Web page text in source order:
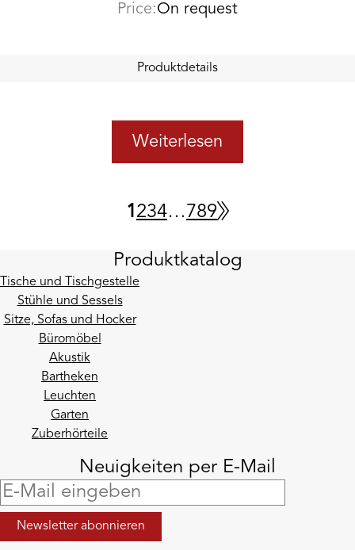
Price:On request
Produktdetails
Weiterlesen
1234…789
Produktkatalog
Tische und Tischgestelle
Stühle und Sessels
Sitze, Sofas und Hocker
Büromöbel
Akustik
Bartheken
Leuchten
Garten
Zuberhörteile
Neuigkeiten per E-Mail